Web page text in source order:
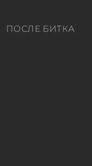
ПОСЛЕ БИТКА